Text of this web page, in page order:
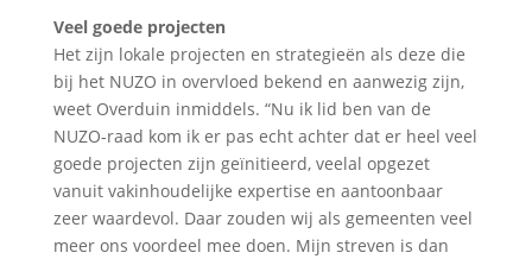
Veel goede projecten
Het zijn lokale projecten en strategieën als deze die
bij het NUZO in overvloed bekend en aanwezig zijn,
weet Overduin inmiddels. “Nu ik lid ben van de
NUZO-raad kom ik er pas echt achter dat er heel veel
goede projecten zijn geïnitieerd, veelal opgezet
vanuit vakinhoudelijke expertise en aantoonbaar
zeer waardevol. Daar zouden wij als gemeenten veel
meer ons voordeel mee doen. Mijn streven is dan